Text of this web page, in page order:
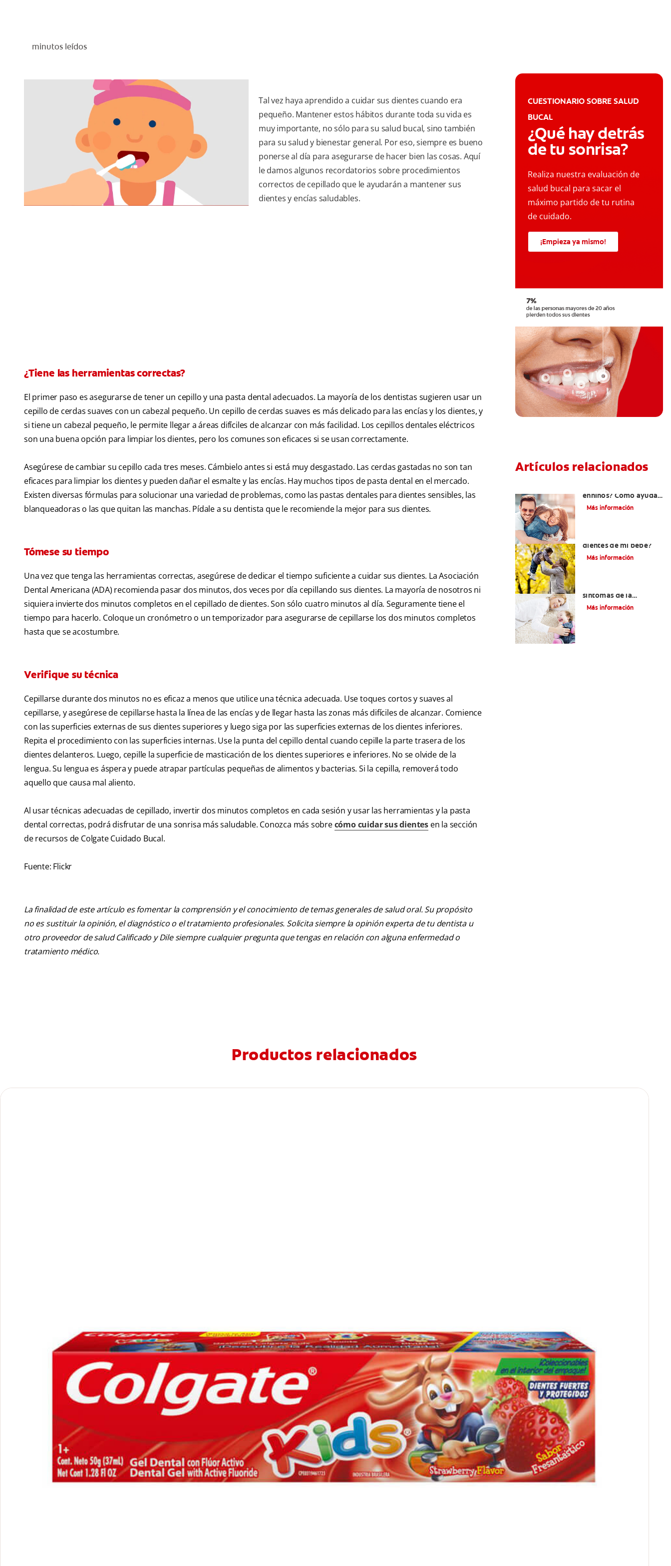
minutos leídos
Tal vez haya aprendido a cuidar sus dientes cuando era
pequeño. Mantener estos hábitos durante toda su vida es
muy importante, no sólo para su salud bucal, sino también
para su salud y bienestar general. Por eso, siempre es bueno
ponerse al día para asegurarse de hacer bien las cosas. Aquí
le damos algunos recordatorios sobre procedimientos
correctos de cepillado que le ayudarán a mantener sus
dientes y encías saludables.
¿Tiene las herramientas correctas?
El primer paso es asegurarse de tener un cepillo y una pasta dental adecuados. La mayoría de los dentistas sugieren usar un
cepillo de cerdas suaves con un cabezal pequeño. Un cepillo de cerdas suaves es más delicado para las encías y los dientes, y
si tiene un cabezal pequeño, le permite llegar a áreas difíciles de alcanzar con más facilidad. Los cepillos dentales eléctricos
son una buena opción para limpiar los dientes, pero los comunes son eficaces si se usan correctamente.
Asegúrese de cambiar su cepillo cada tres meses. Cámbielo antes si está muy desgastado. Las cerdas gastadas no son tan
eficaces para limpiar los dientes y pueden dañar el esmalte y las encías. Hay muchos tipos de pasta dental en el mercado.
Existen diversas fórmulas para solucionar una variedad de problemas, como las pastas dentales para dientes sensibles, las
blanqueadoras o las que quitan las manchas. Pídale a su dentista que le recomiende la mejor para sus dientes.
Tómese su tiempo
Una vez que tenga las herramientas correctas, asegúrese de dedicar el tiempo suficiente a cuidar sus dientes. La Asociación
Dental Americana (ADA) recomienda pasar dos minutos, dos veces por día cepillando sus dientes. La mayoría de nosotros ni
siquiera invierte dos minutos completos en el cepillado de dientes. Son sólo cuatro minutos al día. Seguramente tiene el
tiempo para hacerlo. Coloque un cronómetro o un temporizador para asegurarse de cepillarse los dos minutos completos
hasta que se acostumbre.
Verifique su técnica
Cepillarse durante dos minutos no es eficaz a menos que utilice una técnica adecuada. Use toques cortos y suaves al
cepillarse, y asegúrese de cepillarse hasta la línea de las encías y de llegar hasta las zonas más difíciles de alcanzar. Comience
con las superficies externas de sus dientes superiores y luego siga por las superficies externas de los dientes inferiores.
Repita el procedimiento con las superficies internas. Use la punta del cepillo dental cuando cepille la parte trasera de los
dientes delanteros. Luego, cepille la superficie de masticación de los dientes superiores e inferiores. No se olvide de la
lengua. Su lengua es áspera y puede atrapar partículas pequeñas de alimentos y bacterias. Si la cepilla, removerá todo
aquello que causa mal aliento.
Al usar técnicas adecuadas de cepillado, invertir dos minutos completos en cada sesión y usar las herramientas y la pasta
dental correctas, podrá disfrutar de una sonrisa más saludable. Conozca más sobrecómo cuidar sus dientes en la sección
de recursos de Colgate Cuidado Bucal.
Fuente: Flickr
La finalidad de este artículo es fomentar la comprensión y el conocimiento de temas generales de salud oral. Su propósito
no es sustituir la opinión, el diagnóstico o el tratamiento profesionales. Solicita siempre la opinión experta de tu dentista u
otro proveedor de salud Calificado y Dile siempre cualquier pregunta que tengas en relación con alguna enfermedad o
tratamiento médico.
CUESTIONARIO SOBRE SALUD
BUCAL
¿Qué hay detrás
de tu sonrisa?
Realiza nuestra evaluación de
salud bucal para sacar el
máximo partido de tu rutina
de cuidado.
¡Empieza ya mismo!
Artículos relacionados
enniños? Cómo ayudar
a tus pequeños en el
Más información
dientes de mi bebé?
Más información
síntomas de la
dentición
Más información
Productos relacionados